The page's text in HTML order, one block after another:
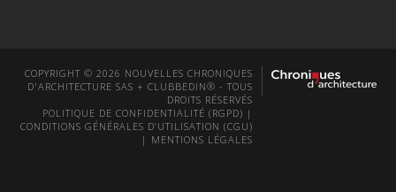
COPYRIGHT © 2026 NOUVELLES CHRONIQUES
D'ARCHITECTURE SAS + CLUBBEDIN® - TOUS
DROITS RÉSERVÉS
POLITIQUE DE CONFIDENTIALITÉ (RGPD) |
CONDITIONS GÉNÉRALES D’UTILISATION (CGU)
| MENTIONS LÉGALES